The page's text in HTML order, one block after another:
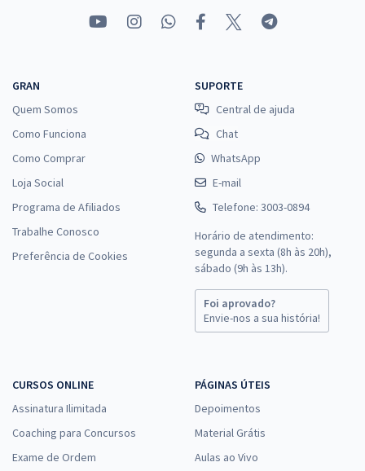
GRAN
Quem Somos
Como Funciona
Como Comprar
Loja Social
Programa de Afiliados
Trabalhe Conosco
Preferência de Cookies
SUPORTE
Central de ajuda
Chat
WhatsApp
E-mail
Telefone: 3003-0894
Horário de atendimento:
segunda a sexta (8h às 20h),
sábado (9h às 13h).
Foi aprovado?
Envie-nos a sua história!
CURSOS ONLINE
Assinatura Ilimitada
Coaching para Concursos
Exame de Ordem
PÁGINAS ÚTEIS
Depoimentos
Material Grátis
Aulas ao Vivo